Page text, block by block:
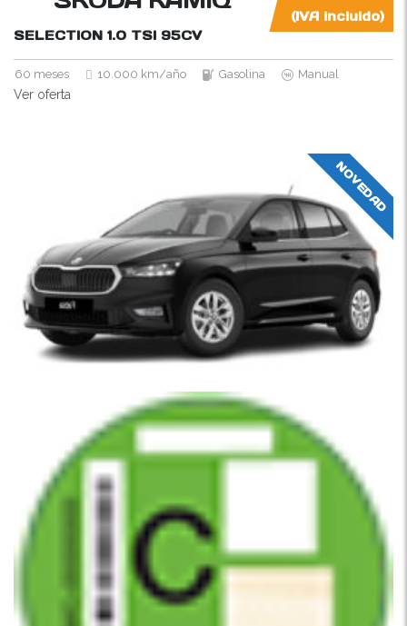
(IVA incluido)
SELECTION 1.0 TSI 95CV
60 meses 10.000 km/año Gasolina Manual
Ver oferta
NOVEDAD